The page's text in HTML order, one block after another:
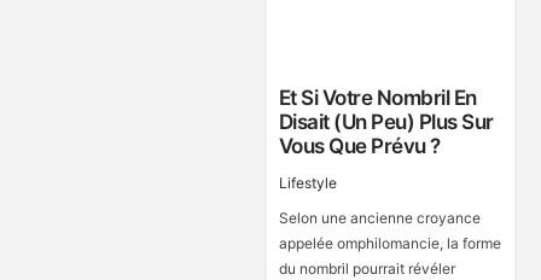
Et Si Votre Nombril En
Disait (un Peu) Plus Sur
Vous Que Prévu ?
Lifestyle
Selon une ancienne croyance
appelée omphilomancie, la forme
du nombril pourrait révéler